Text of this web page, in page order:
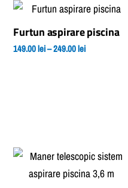
Furtun aspirare piscina
149.00lei–249.00leiInterval
249.00 lei